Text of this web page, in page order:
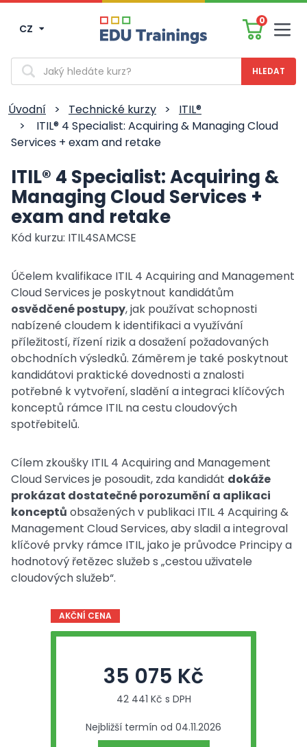
CZ
0
Vyhledávání
Úvodní > Technické kurzy >
ITIL®
>
ITIL® 4 Specialist: Acquiring & Managing Cloud
Services + exam and retake
ITIL® 4 Specialist: Acquiring &
Managing Cloud Services +
exam and retake
Kód kurzu: ITIL4SAMCSE
Účelem kvalifikace ITIL 4 Acquiring and Management
Cloud Services je poskytnout kandidátům
osvědčené postupy, jak používat schopnosti
nabízené cloudem k identifikaci a využívání
příležitostí, řízení rizik a dosažení požadovaných
obchodních výsledků. Záměrem je také poskytnout
kandidátovi praktické dovednosti a znalosti
potřebné k vytvoření, sladění a integraci klíčových
konceptů rámce ITIL na cestu cloudových
spotřebitelů.
Cílem zkoušky ITIL 4 Acquiring and Management
Cloud Services je posoudit, zda kandidát dokáže
prokázat dostatečné porozumění a aplikaci
konceptů obsažených v publikaci ITIL 4 Acquiring &
Management Cloud Services, aby sladil a integroval
klíčové prvky rámce ITIL, jako je průvodce Principy a
hodnotový řetězec služeb s „cestou uživatele
cloudových služeb“.
AKČNÍ CENA
35 075 Kč
42 441 Kč s DPH
Nejbližší termín od 04.11.2026